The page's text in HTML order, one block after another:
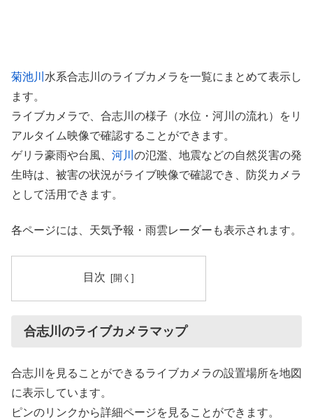
菊池川 水系合志川のライブカメラを一覧にまとめて表示し
ます。
ライブカメラで、合志川の様子（水位・河川の流れ）をリ
アルタイム映像で確認することができます。
ゲリラ豪雨や台風、 河川 の氾濫、地震などの自然災害の発
生時は、被害の状況がライブ映像で確認でき、防災カメラ
として活用できます。
各ページには、天気予報・雨雲レーダーも表示されます。
目次
合志川のライブカメラマップ
合志川を見ることができるライブカメラの設置場所を地図
に表示しています。
ピンのリンクから詳細ページを見ることができます。